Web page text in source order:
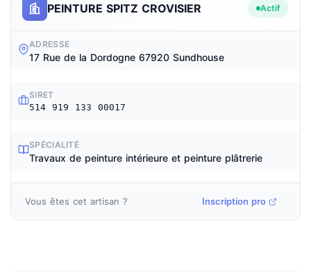
PEINTURE SPITZ CROVISIER Actif
ADRESSE
17 Rue de la Dordogne 67920 Sundhouse
SIRET
514 919 133 00017
SPÉCIALITÉ
Travaux de peinture intérieure et peinture plâtrerie
Vous êtes cet artisan ? Inscription pro